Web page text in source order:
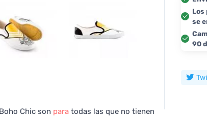
Chic son para todas las que no tienen
Los
se
90